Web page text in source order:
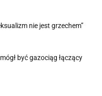
nie jest grzechem”
być gazociąg łączący